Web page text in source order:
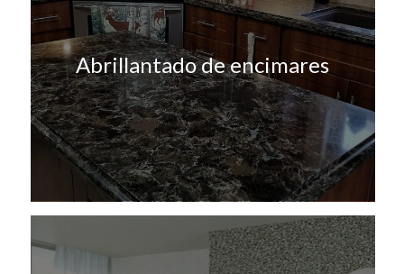
Abrillantado de encimares